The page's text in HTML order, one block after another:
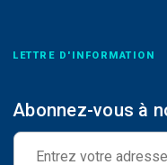
LETTRE D'INFORMATION
Abonnez-vous à
E